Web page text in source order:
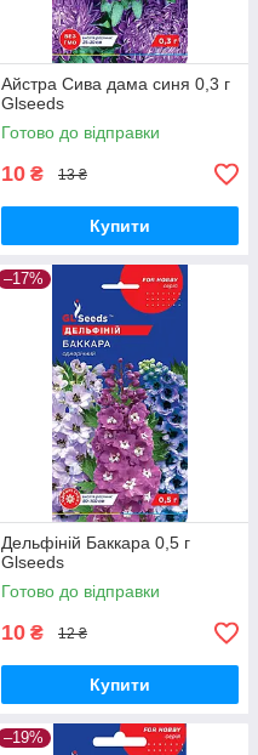
Айстра Сива дама синя 0,3 г
Glseeds
Готово до відправки
10 ₴ 13 ₴
Купити
–17%
Дельфіній Баккара 0,5 г
Glseeds
Готово до відправки
10 ₴ 12 ₴
Купити
–19%